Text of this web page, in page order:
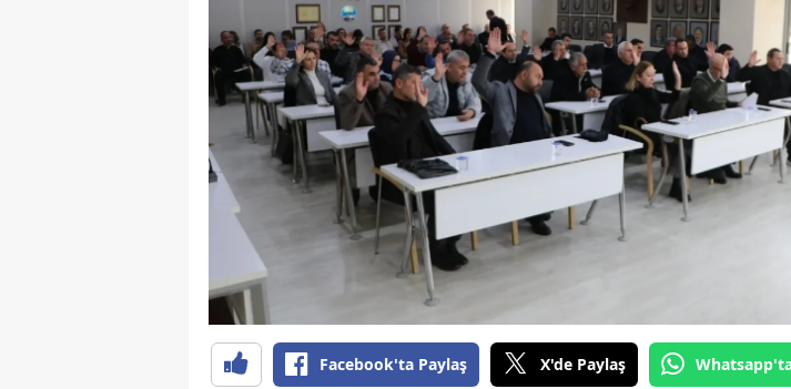
Sakarya
Samsun
Siirt
Sinop
Sivas
Tekirdağ
Trabzon
Facebook'ta Paylaş X'de Paylaş